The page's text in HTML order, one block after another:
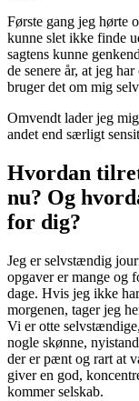
Første gang jeg hørte
kunne slet ikke finde
sagtens kunne
de senere år, at jeg
bruger det om mig
Omvendt lader jeg
andet end særligt
Hvordan
nu? Og
for dig?
Jeg er selvstændig
opgaver er mange og
dage. Hvis jeg ikke
morgenen, tager jeg
Vi er otte
nogle skønne,
der er pænt og rart at
giver en god,
kommer selskab.